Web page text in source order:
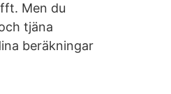
Men du
tjäna
beräkningar